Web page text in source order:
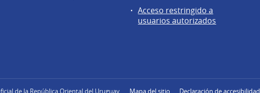
Acceso restringido a
usuarios autorizados
de la República Oriental del Uruguay Mapa del sitio Declaración de accesibilidad